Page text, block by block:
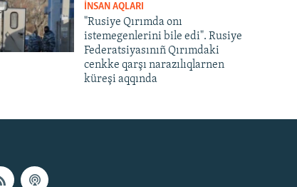
İNSAN AQLARI
"Rusiye Qırımda onı
istemegenlerini bile edi". Rusiye
Federatsiyasınıñ Qırımdaki
cenkke qarşı narazılıqlarnen
küreşi aqqında